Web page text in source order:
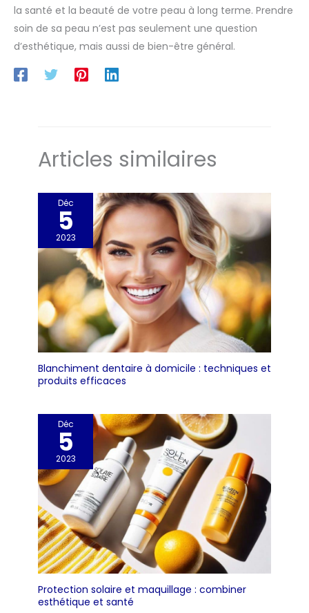
la santé et la beauté de votre peau à long terme. Prendre
soin de sa peau n’est pas seulement une question
d’esthétique, mais aussi de bien-être général.
Articles similaires
Déc
5
2023
Blanchiment dentaire à domicile : techniques et
produits efficaces
Déc
5
2023
Protection solaire et maquillage : combiner
esthétique et santé